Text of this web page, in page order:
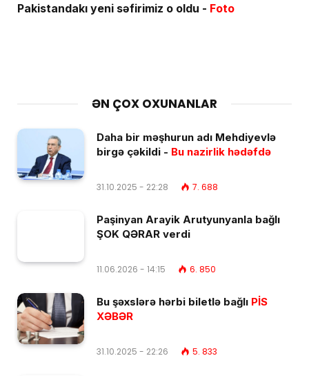
Pakistandakı yeni səfirimiz o oldu - Foto
ƏN ÇOX OXUNANLAR
Daha bir məşhurun adı Mehdiyevlə
birgə çəkildi - Bu nazirlik hədəfdə
31.10.2025 - 22:28 7. 688
Paşinyan Arayik Arutyunyanla bağlı
ŞOK QƏRAR verdi
11.06.2026 - 14:15 6. 850
Bu şəxslərə hərbi biletlə bağlı PİS
XƏBƏR
31.10.2025 - 22:26 5. 833